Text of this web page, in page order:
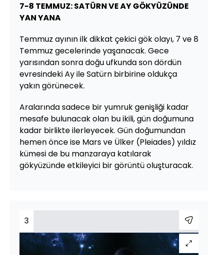
7-8 TEMMUZ: SATÜRN VE AY GÖKYÜZÜNDE
YAN YANA
Temmuz ayının ilk dikkat çekici gök olayı, 7 ve 8
Temmuz gecelerinde yaşanacak. Gece
yarısından sonra doğu ufkunda son dördün
evresindeki Ay ile Satürn birbirine oldukça
yakın görünecek.
Aralarında sadece bir yumruk genişliği kadar
mesafe bulunacak olan bu ikili, gün doğumuna
kadar birlikte ilerleyecek. Gün doğumundan
hemen önce ise Mars ve Ülker (Pleiades) yıldız
kümesi de bu manzaraya katılarak
gökyüzünde etkileyici bir görüntü oluşturacak.
3